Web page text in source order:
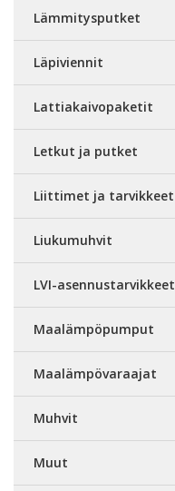
Lämmitysputket
Läpiviennit
Lattiakaivopaketit
Letkut ja putket
Liittimet ja tarvikkeet
Liukumuhvit
LVI-asennustarvikkeet
Maalämpöpumput
Maalämpövaraajat
Muhvit
Muut